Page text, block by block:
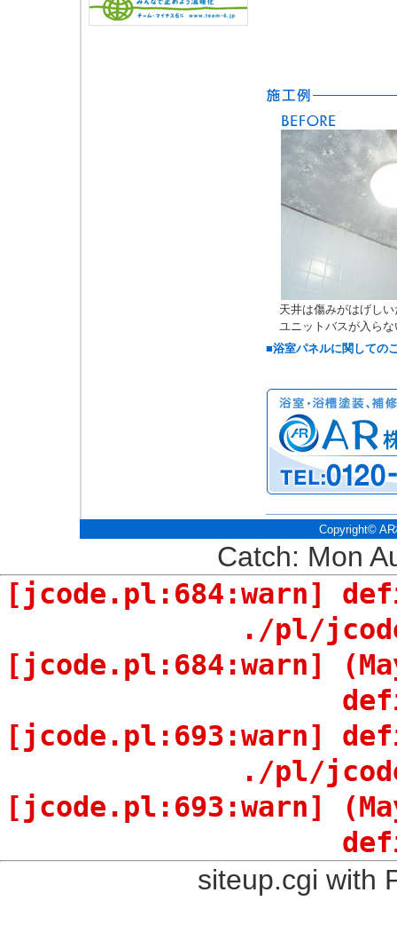
天井は傷みがはげし
ユニットバスが入ら
■浴室パネルに関しての
Copyright©
Catch: Mon
[jcode.pl:684:warn]
./pl/
[jcode.pl:684:warn]
[jcode.pl:693:warn]
./pl/
[jcode.pl:693:warn]
siteup.cgi with